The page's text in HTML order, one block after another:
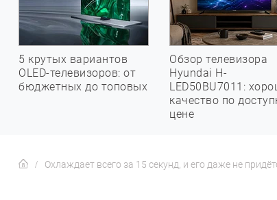
5 крутых вариантов
OLED-телевизоров: от
бюджетных до топовых
Обзор телевизора
Hyundai H-
LED50BU7011:
качество по
цене
Охлаждает всего за 15 секунд, и его даже не